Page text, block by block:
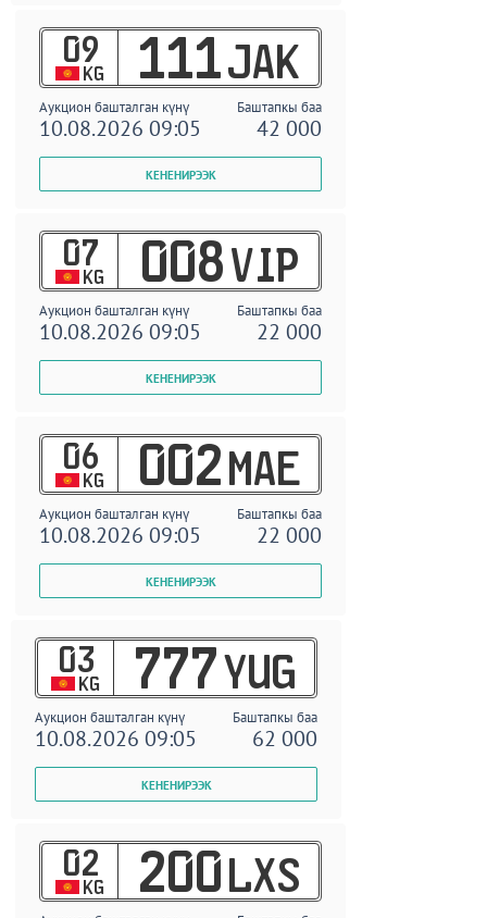
09
KG 111 JAK
Аукцион башталган күнү Баштапкы баа
10.08.2026 09:05 42 000
07
KG 008 VIP
Аукцион башталган күнү Баштапкы баа
10.08.2026 09:05 22 000
06
KG 002 MAE
Аукцион башталган күнү Баштапкы баа
10.08.2026 09:05 22 000
03
KG 777 YUG
Аукцион башталган күнү Баштапкы баа
10.08.2026 09:05 62 000
02
KG 200 LXS